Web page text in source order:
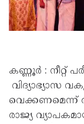
കണ്ണൂർ : നീറ്റ്
വിദ്യാഭ്യാസ
വെക്കണമെന്ന്
രാജ്യ